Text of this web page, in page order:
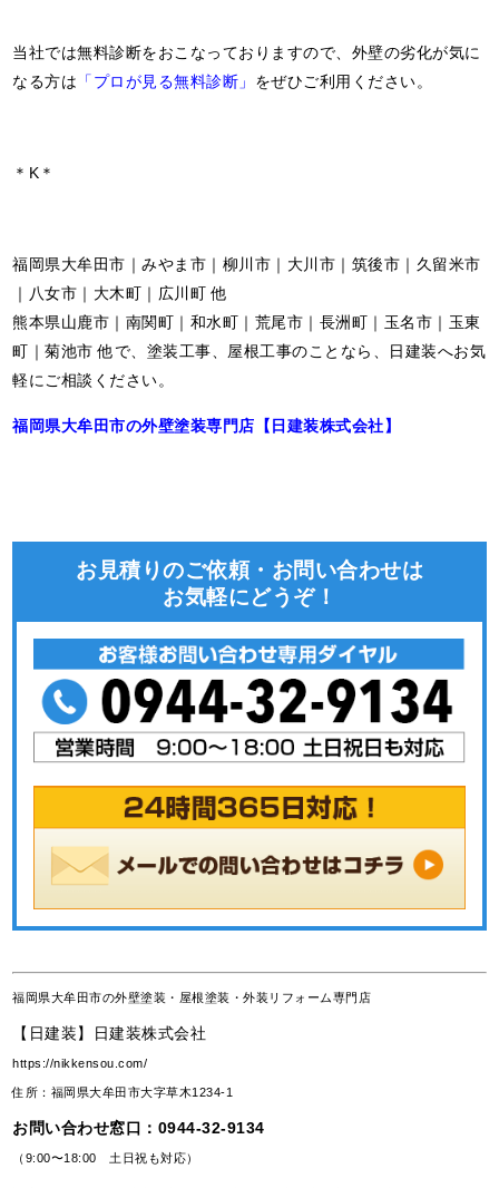
当社では無料診断をおこなっておりますので、外壁の劣化が気に
なる方は 「プロが見る無料診断」 をぜひご利用ください。
＊K＊
福岡県大牟田市｜みやま市｜柳川市｜大川市｜筑後市｜久留米市
｜八女市｜大木町｜広川町 他
熊本県山鹿市｜南関町｜和水町｜荒尾市｜長洲町｜玉名市｜玉東
町｜菊池市 他で、塗装工事、屋根工事のことなら、日建装へお気
軽にご相談ください。
福岡県大牟田市の外壁塗装専門店【日建装株式会社】
お見積りのご依頼・お問い合わせは
お気軽にどうぞ！
福岡県大牟田市の外壁塗装・屋根塗装・外装リフォーム専門店
【日建装】日建装株式会社
https://nikkensou.com/
住所：福岡県大牟田市大字草木1234-1
お問い合わせ窓口： 0944-32-9134
（9:00〜18:00 土日祝も対応）